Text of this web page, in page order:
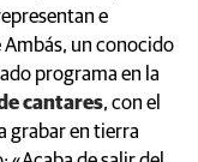
e
un conocido
programa en la
cantares, con el
grabar en tierra